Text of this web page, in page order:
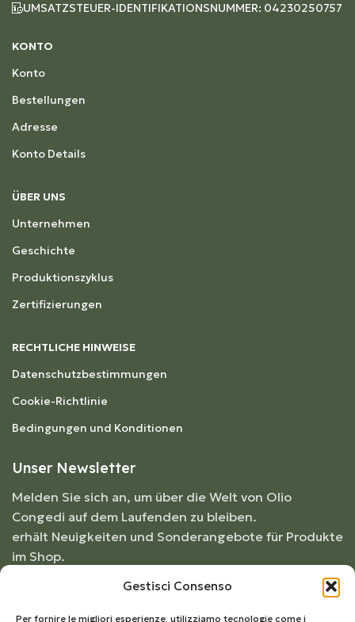
Gestisci Consenso
Per fornire le migliori esperienze, utilizziamo tecnologie come i
UMSATZSTEUER-IDENTIFIKATIONSNUMMER: 04230250757
KONTO
Konto
Bestellungen
Adresse
Konto Details
ÜBER UNS
Unternehmen
Geschichte
Produktionszyklus
Zertifizierungen
RECHTLICHE HINWEISE
Datenschutzbestimmungen
Cookie-Richtlinie
Bedingungen und Konditionen
Unser Newsletter
Melden Sie sich an, um über die Welt von Olio
Congedi auf dem Laufenden zu bleiben.
erhält Neuigkeiten und Sonderangebote für Produkte
im Shop.